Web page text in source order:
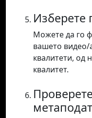
Изберете
Можете да го
вашето видео/
квалитети, од
квалитет.